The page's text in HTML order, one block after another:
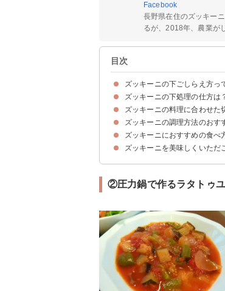
Facebook
長野県在住のズッキー
るが、2018年、農業が
目次
ズッキーニの下ごしらえ方っ
ズッキーニの下処理の仕方は
①まずはズッキーニを洗おう
②ズッキーニの苦味が気になる
③生食する際など皮が気になる
ズッキーニの料理に合わせた
ズッキーニを生食する場合は薄
カレーなどズッキーニの煮込み
ズッキーニをスープ料理に使う
ズッキーニの調理方法のおす
ズッキーニは油を使った加熱調
手短に調理したい場合は丸ごと
ズッキーニにおすすめの食べ
①ズッキーニとジャガイモのマ
②圧力鍋で作るラタトゥユ
③ズッキーニの冷たいスープ
ズッキーニを美味しくいただ
②圧力鍋で作るラタトゥユ